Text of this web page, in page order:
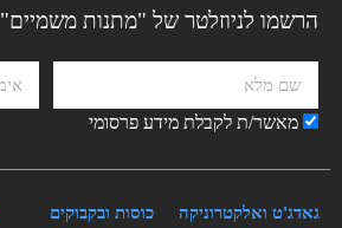
הרשמו לניוזלטר של "מתנות משמיים"
מאשר/ת לקבלת מידע פרסומי
גאדג'ט ואלקטרוניקה כוסות ובקבוקים